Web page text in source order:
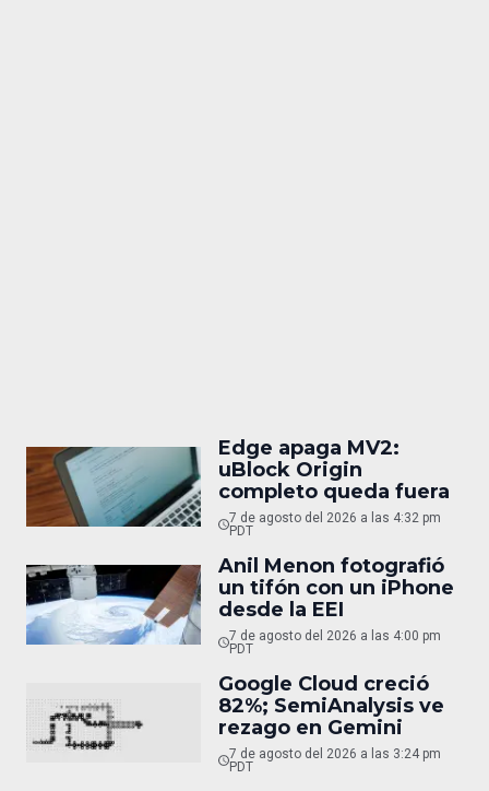
Edge apaga MV2:
uBlock Origin
completo queda fuera
7 de agosto del 2026 a las 4:32 pm
PDT
Anil Menon fotografió
un tifón con un iPhone
desde la EEI
7 de agosto del 2026 a las 4:00 pm
PDT
Google Cloud creció
82%; SemiAnalysis ve
rezago en Gemini
7 de agosto del 2026 a las 3:24 pm
PDT